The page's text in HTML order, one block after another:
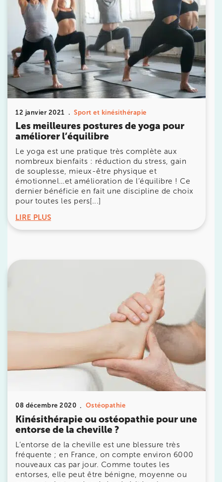
12 janvier 2021 Sport et kinésithérapie
Les meilleures postures de yoga pour
améliorer l’équilibre
Le yoga est une pratique très complète aux
nombreux bienfaits : réduction du stress, gain
de souplesse, mieux-être physique et
émotionnel…et amélioration de l’équilibre ! Ce
dernier bénéficie en fait une discipline de choix
pour toutes les pers[...]
LIRE PLUS
08 décembre 2020 Ostéopathie
Kinésithérapie ou ostéopathie pour une
entorse de la cheville ?
L’entorse de la cheville est une blessure très
fréquente ; en France, on compte environ 6000
nouveaux cas par jour. Comme toutes les
entorses, elle peut être bénigne, moyenne ou
Prenez RDV sur
IK PARIS 8 – SAINT-LAZARE
20 Rue de la Pépinière 75008 Paris
20 Rue de la Pépinière 75008 Paris
01 55 06 05 07
Prenez RDV sur
Prenez RDV sur
PARIS 9 – PETRELLE
6 Rue Petrelle 75009 Paris
6 Rue Petrelle 75009 Paris
01 71 97 53 67
Prenez RDV sur
Prenez RDV sur
5 Rue Monge 92170 Vanves
5 Rue Monge 92170 Vanves
Prenez RDV sur
Prenez RDV sur
IK SAINT-GERMAIN
199 Bd Saint-Germain 75007 Paris